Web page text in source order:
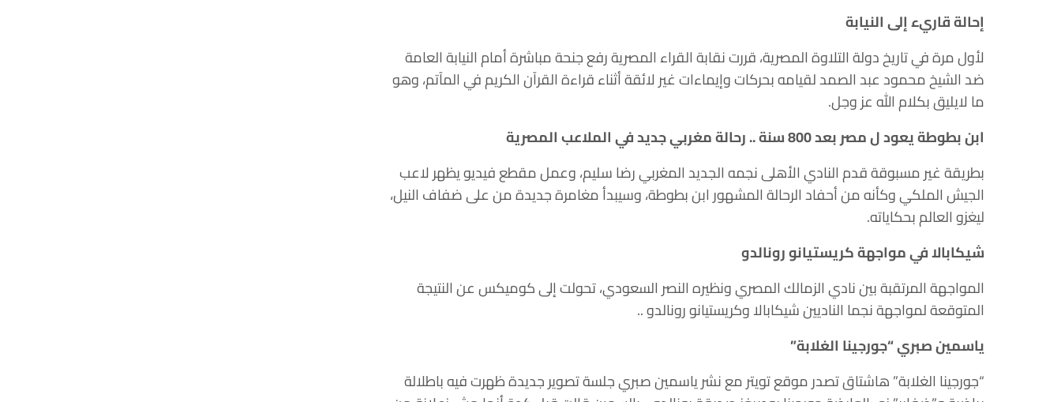
إحالة قاريء إلى النيابة
لأول مرة في تاريخ دولة التلاوة المصرية، قررت نقابة القراء المصرية رفع جنحة مباشرة أمام النيابة العامة
ضد الشيخ محمود عبد الصمد لقيامه بحركات وإيماءات غير لائقة أثناء قراءة القرآن الكريم في المآتم، وهو
ما لايليق بكلام الله عز وجل.
ابن بطوطة يعود ل مصر بعد 800 سنة .. رحالة مغربي جديد في الملاعب المصرية
بطريقة غير مسبوقة قدم النادي الأهلى نجمه الجديد المغربي رضا سليم، وعمل مقطع فيديو يظهر لاعب
الجيش الملكي وكأنه من أحفاد الرحالة المشهور ابن بطوطة، وسيبدأ مغامرة جديدة من على ضفاف النيل،
ليغزو العالم بحكاياته.
شيكابالا في مواجهة كريستيانو رونالدو
المواجهة المرتقبة بين نادي الزمالك المصري ونظيره النصر السعودي، تحولت إلى كوميكس عن النتيجة
المتوقعة لمواجهة نجما الناديين شيكابالا وكريستيانو رونالدو ..
ياسمين صبري “جورجينا الغلابة”
“جورجينا الغلابة” هاشتاق تصدر موقع تويتر مع نشر ياسمين صبري جلسة تصوير جديدة ظهرت فيه باطلالة